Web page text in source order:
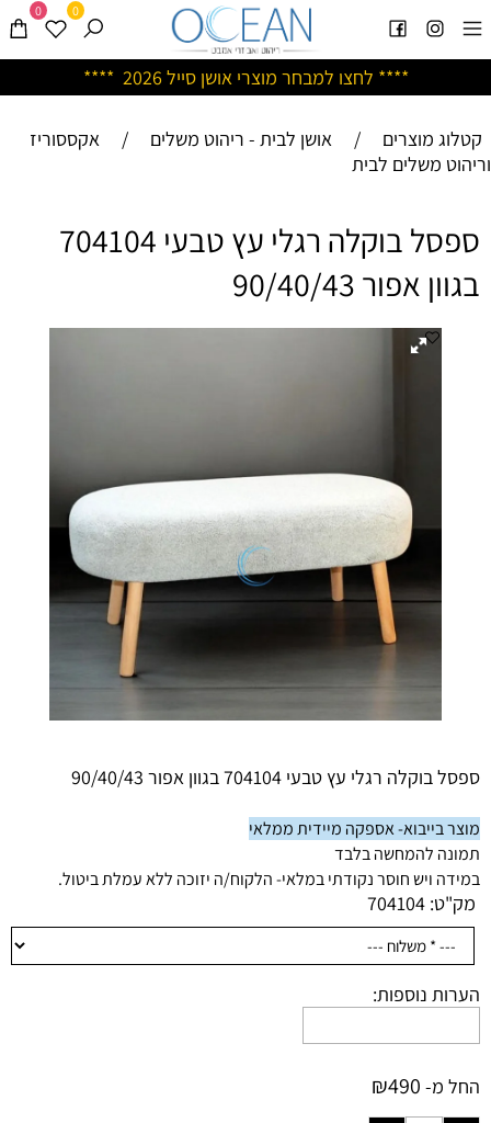
**** לחצו למבחר מוצרי אושן סייל 2026 ****
0 0
קטלוג מוצרים / אושן לבית - ריהוט משלים /
אקססוריז
וריהוט משלים לבית
ספסל בוקלה רגלי עץ טבעי 704104
בגוון אפור 90/40/43
ספסל בוקלה רגלי עץ טבעי 704104 בגוון אפור 90/40/43
מוצר בייבוא- אספקה מיידית ממלאי
תמונה להמחשה בלבד
במידה ויש חוסר נקודתי במלאי- הלקוח/ה יזוכה ללא עמלת ביטול.
מק"ט: 704104
הערות נוספות:
החל מ- ₪490